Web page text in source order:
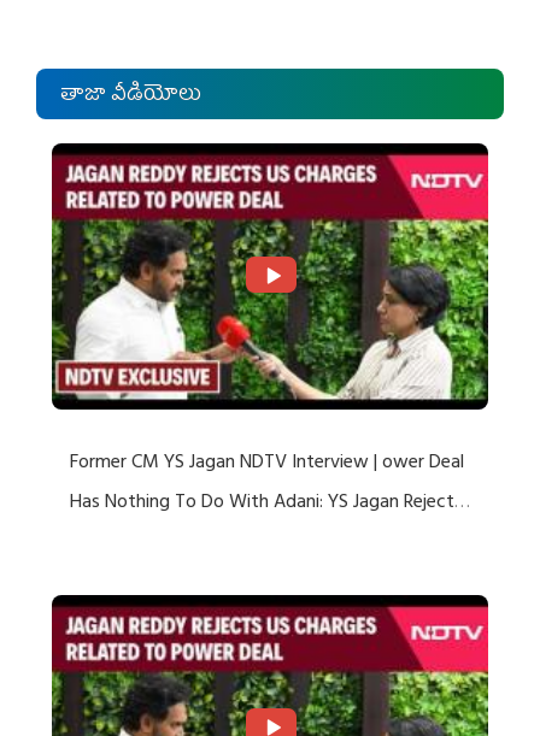
తాజా వీడియోలు
Former CM YS Jagan NDTV Interview | ower Deal
Has Nothing To Do With Adani: YS Jagan Rejects